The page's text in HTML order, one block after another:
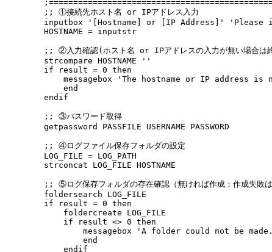
;; ①接続先ホスト名 or IPアドレス入力
inputbox '[Hostname] or [IP Address]' 'Please
HOSTNAME = inputstr
;; ②入力確認(ホスト名 or IPアドレスの入力が無い場合は
strcompare HOSTNAME ''
if result = 0 then
messagebox 'The hostname or IP address is
    end
endif
;; ③パスワード取得
getpassword PASSFILE USERNAME PASSWORD
;; ④ログファイル保存フォルダの設定
LOG_FILE = LOG_PATH
strconcat LOG_FILE HOSTNAME
;; ⑤ログ保存フォルダの存在確認（無ければ作成：作成失敗は
foldersearch LOG_FILE
if result = 0 then
    foldercreate LOG_FILE
    if result <> 0 then
messagebox 'A folder could not be
        end
    endif